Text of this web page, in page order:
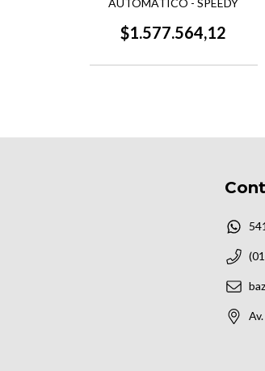
AUTOMATICO - SPEEDY
$1.577.564,12